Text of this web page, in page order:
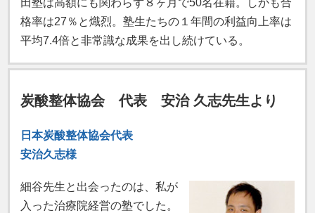
格率は27％と熾烈。塾生たちの１年間の利益向上率は
平均7.4倍と非常識な成果を出し続けている。
炭酸整体協会 代表 安治 久志先生より
日本炭酸整体協会代表
安治久志様
細谷先生と出会ったのは、私が
入った治療院経営の塾でした。